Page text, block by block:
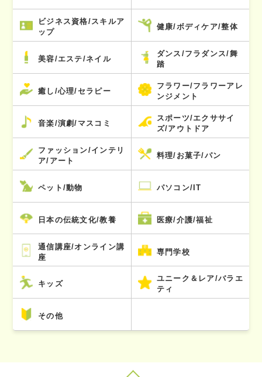
ビジネス資格/スキルア
ップ
健康/ボディケア/整体
美容/エステ/ネイル
ダンス/フラダンス/舞
踏
癒し/心理/セラピー
フラワー/フラワーアレ
ンジメント
音楽/演劇/マスコミ
スポーツ/エクササイ
ズ/アウトドア
ファッション/インテリ
ア/アート
料理/お菓子/パン
ペット/動物 パソコン/IT
日本の伝統文化/教養 医療/介護/福祉
通信講座/オンライン講
座
専門学校
キッズ
ユニーク＆レア/バラエ
ティ
その他